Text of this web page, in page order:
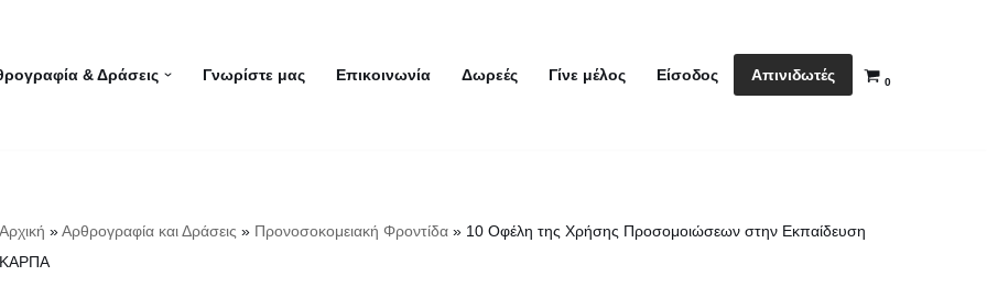
& Δράσεις Γνωρίστε μας Επικοινωνία Δωρεές Γίνε μέλος Είσοδος Απινιδωτές 0
Αρχική »Αρθρογραφία και Δράσεις » Προνοσοκομειακή Φροντίδα » 10 Οφέλη της Χρήσης Προσομοιώσεων στην Εκπαίδευση
ΚΑΡΠΑ